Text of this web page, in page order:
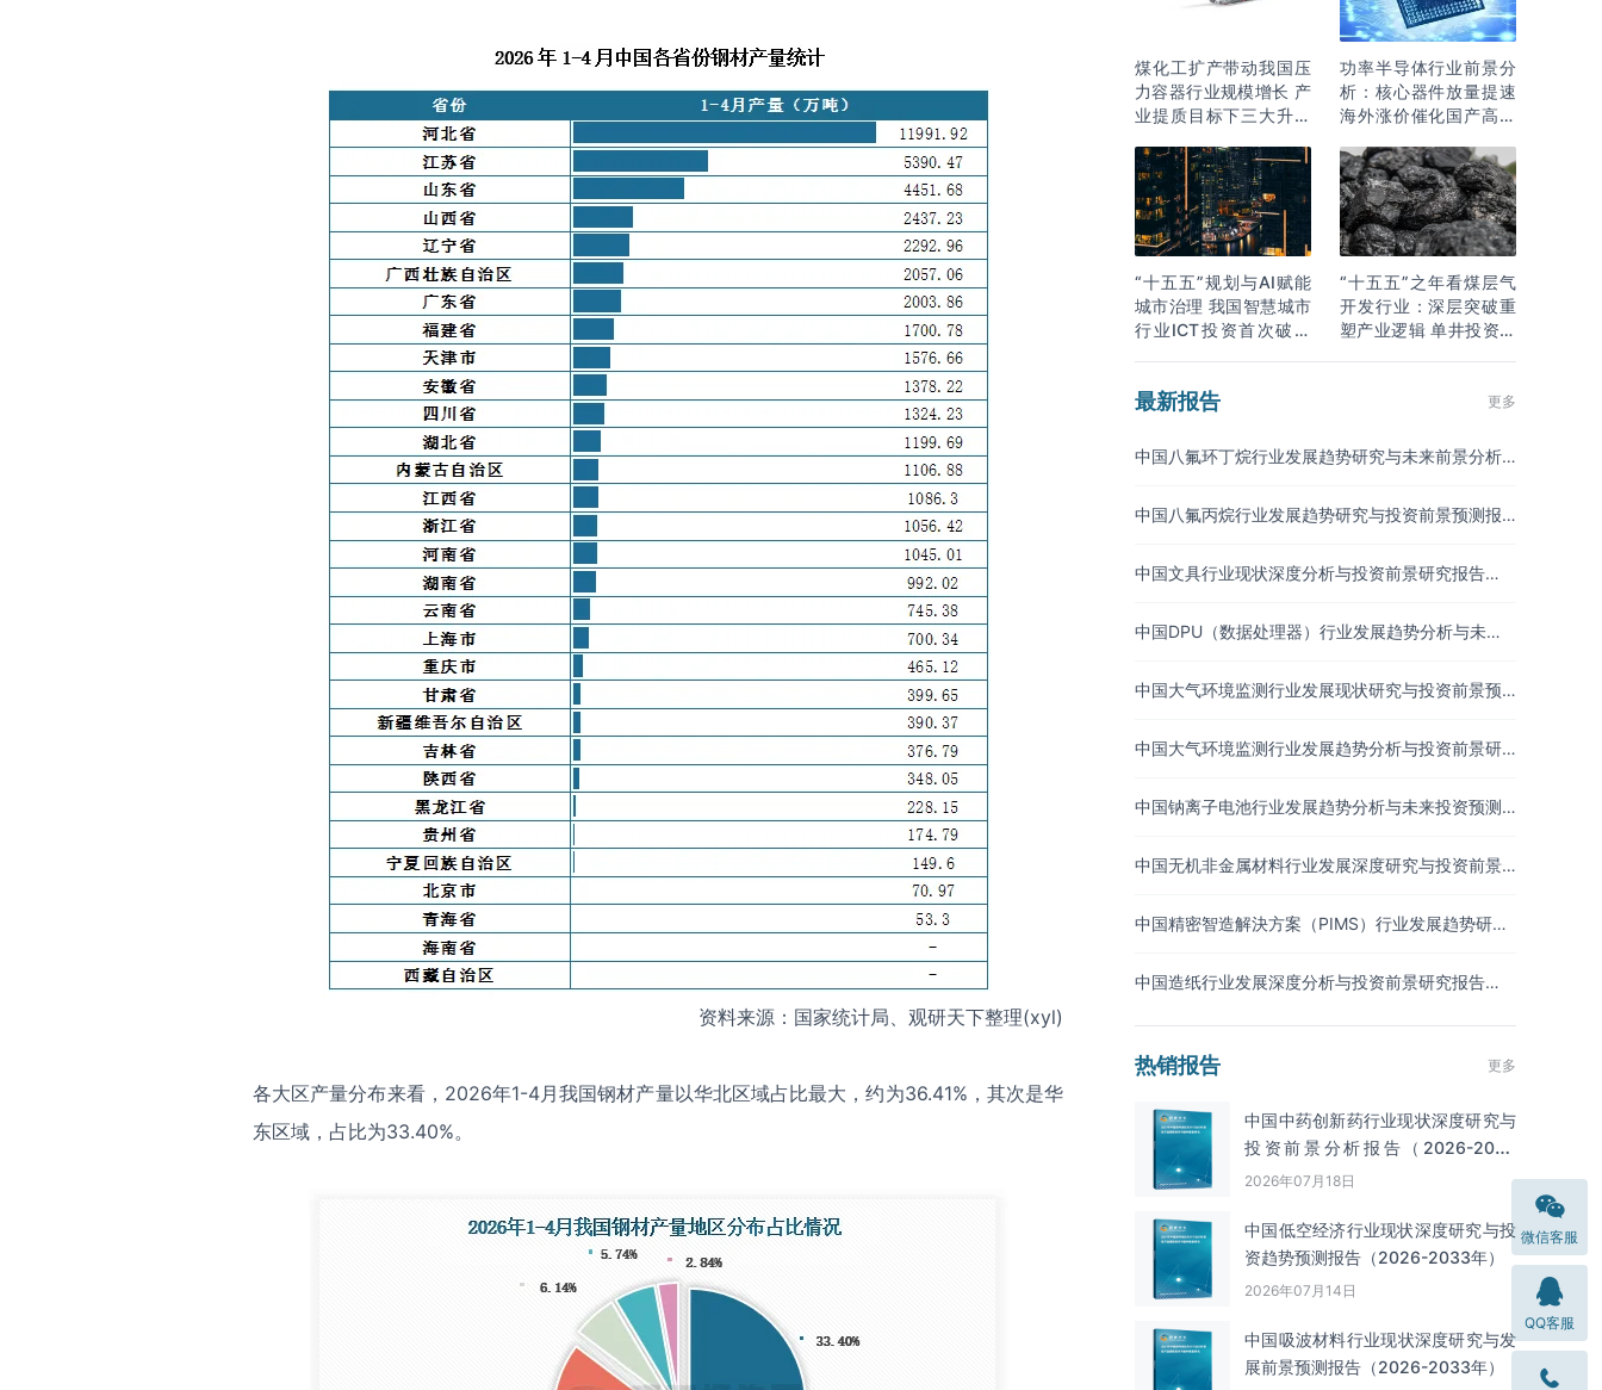
资料来源：国家统计局、观研天下整理(xyl)
各大区产量分布来看，2026年1-4月我国钢材产量以华北区域占比最大，约为36.41%，其次是华
东区域，占比为33.40%。
煤化工扩产带动我国压
力容器行业规模增长 产
业提质目标下三大升级
功率半导体行业前景分
析：核心器件放量提速
海外涨价催化国产高端
“十五五”规划与AI赋能
城市治理 我国智慧城市
行业ICT投资首次破万
“十五五”之年看煤层气
开发行业：深层突破重
塑产业逻辑 单井投资成
最新报告 更多
中国八氟环丁烷行业发展趋势研究与未来前景分析
中国八氟丙烷行业发展趋势研究与投资前景预测报
中国文具行业现状深度分析与投资前景研究报告
中国DPU（数据处理器）行业发展趋势分析与未来
中国大气环境监测行业发展现状研究与投资前景预
中国大气环境监测行业发展趋势分析与投资前景研
中国钠离子电池行业发展趋势分析与未来投资预测
中国无机非金属材料行业发展深度研究与投资前景
中国精密智造解決方案（PIMS）行业发展趋势研究
中国造纸行业发展深度分析与投资前景研究报告
热销报告 更多
中国中药创新药行业现状深度研究与
投资前景分析报告（2026-2033
年）
2026年07月18日
中国低空经济行业现状深度研究与投
资趋势预测报告（2026-2033年）
2026年07月14日
中国吸波材料‌‌‌行业现状深度研究与发
展前景预测报告（2026-2033年）
微信客服
QQ客服